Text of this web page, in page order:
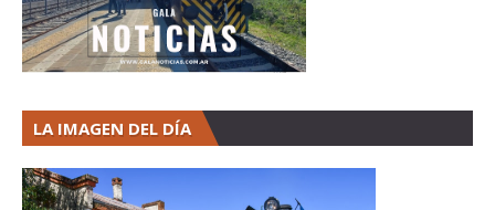
LA IMAGEN DEL DÍA